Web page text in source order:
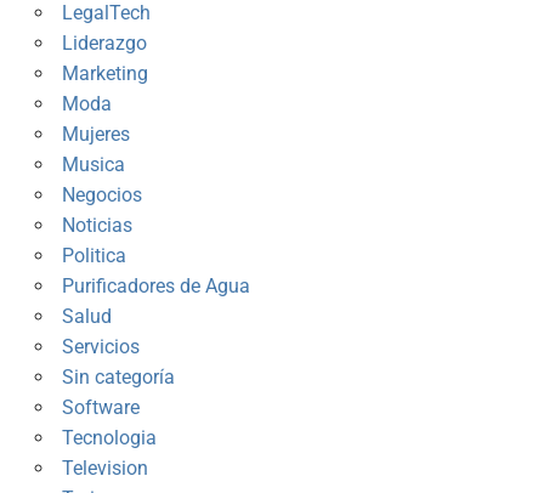
LegalTech
Liderazgo
Marketing
Moda
Mujeres
Musica
Negocios
Noticias
Politica
Purificadores de Agua
Salud
Servicios
Sin categoría
Software
Tecnologia
Television